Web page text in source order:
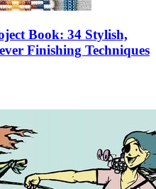
Book: 34 Stylish,
Finishing Techniques